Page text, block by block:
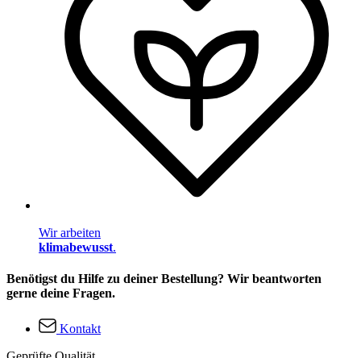
Wir arbeiten
klimabewusst.
Benötigst du Hilfe zu deiner Bestellung? Wir beantworten
gerne deine Fragen.
Kontakt